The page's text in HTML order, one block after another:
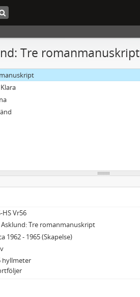
Tre romanmanuskript
HS Vr56
Asklund: Tre romanmanuskript
1962 - 1965 (Skapelse)
hyllmeter